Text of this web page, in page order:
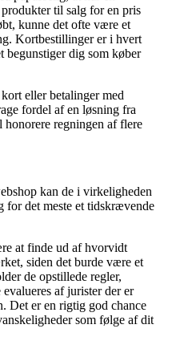
til salg for en pris
kunne det ofte være et
Kortbestillinger er i hvert
begunstiger dig som køber
eller betalinger med
fordel af en løsning fra
regningen af flere
kan de i virkeligheden
for det meste et tidskrævende
at finde ud af hvorvidt
siden det burde være et
de opstillede regler,
af jurister der er
Det er en rigtig god chance
som følge af dit